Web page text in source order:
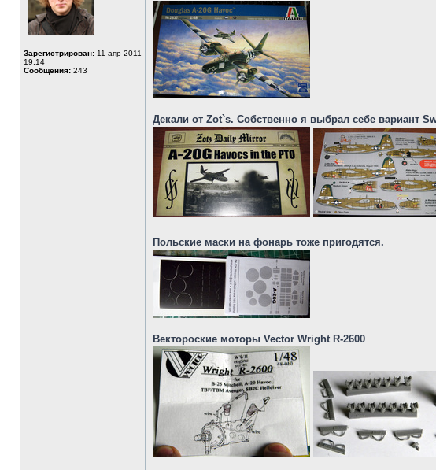
Зарегистрирован: 11 апр 2011
19:14
Сообщения: 243
Декали от Zot`s. Собственно я выбрал себе вариант
Польские маски на фонарь тоже пригодятся.
Вектороские моторы Vector Wright R-2600